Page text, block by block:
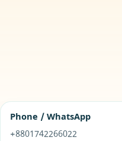
Phone / WhatsApp
+8801742266022